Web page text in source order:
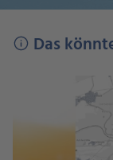
Das